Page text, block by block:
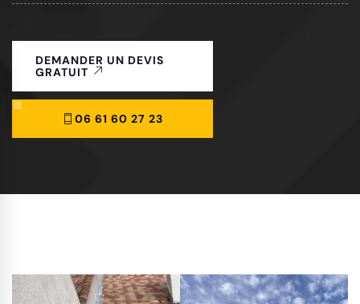
DEMANDER UN DEVIS
GRATUIT
06 61 60 27 23